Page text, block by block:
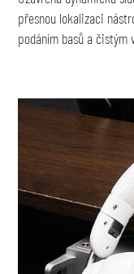
přesnou lokalizaci
podáním basů a čistým